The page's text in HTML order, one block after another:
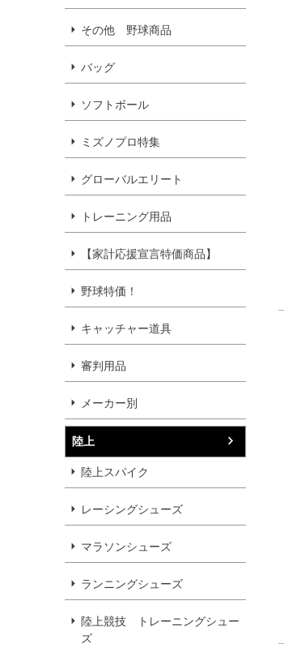
その他 野球商品
バッグ
ソフトボール
ミズノプロ特集
グローバルエリート
トレーニング用品
【家計応援宣言特価商品】
野球特価！
キャッチャー道具
審判用品
メーカー別
陸上
陸上スパイク
レーシングシューズ
マラソンシューズ
ランニングシューズ
陸上競技 トレーニングシュー
ズ